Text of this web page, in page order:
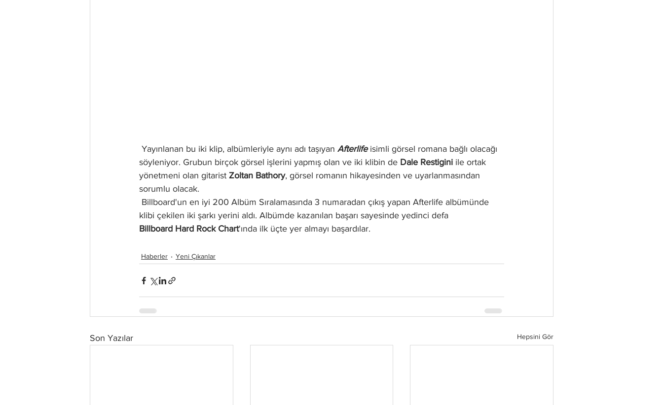
Yayınlanan bu iki klip, albümleriyle aynı adı taşıyan Afterlife isimli görsel romana bağlı olacağı
söyleniyor. Grubun birçok görsel işlerini yapmış olan ve iki klibin de Dale Restigini ile ortak
yönetmeni olan gitarist Zoltan Bathory, görsel romanın hikayesinden ve uyarlanmasından
sorumlu olacak.
klibi çekilen iki şarkı yerini aldı. Albümde kazanılan başarı sayesinde yedinci defa
Billboard Hard Rock Chart'ında ilk üçte yer almayı başardılar.
Haberler Yeni Çıkanlar
Son Yazılar Hepsini Gör